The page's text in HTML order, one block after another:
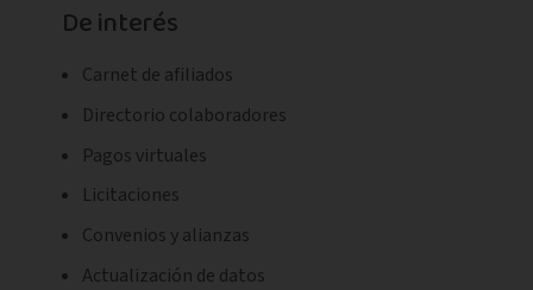
De interés
Carnet de afiliados
Directorio colaboradores
Pagos virtuales
Licitaciones
Convenios y alianzas
Actualización de datos